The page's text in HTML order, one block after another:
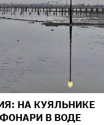
НА КУЯЛЬНИКЕ
В ВОДЕ